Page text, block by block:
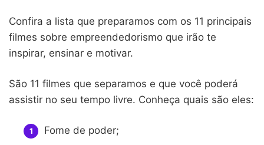
Confira a lista que preparamos com os 11 principais
filmes sobre empreendedorismo que irão te
inspirar, ensinar e motivar.
São 11 filmes que separamos e que você poderá
assistir no seu tempo livre. Conheça quais são eles:
Fome de poder;